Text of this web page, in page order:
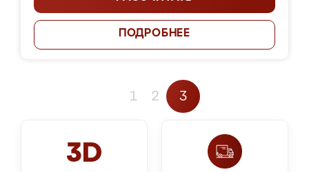
ПОДРОБНЕЕ
1 2 3
3D